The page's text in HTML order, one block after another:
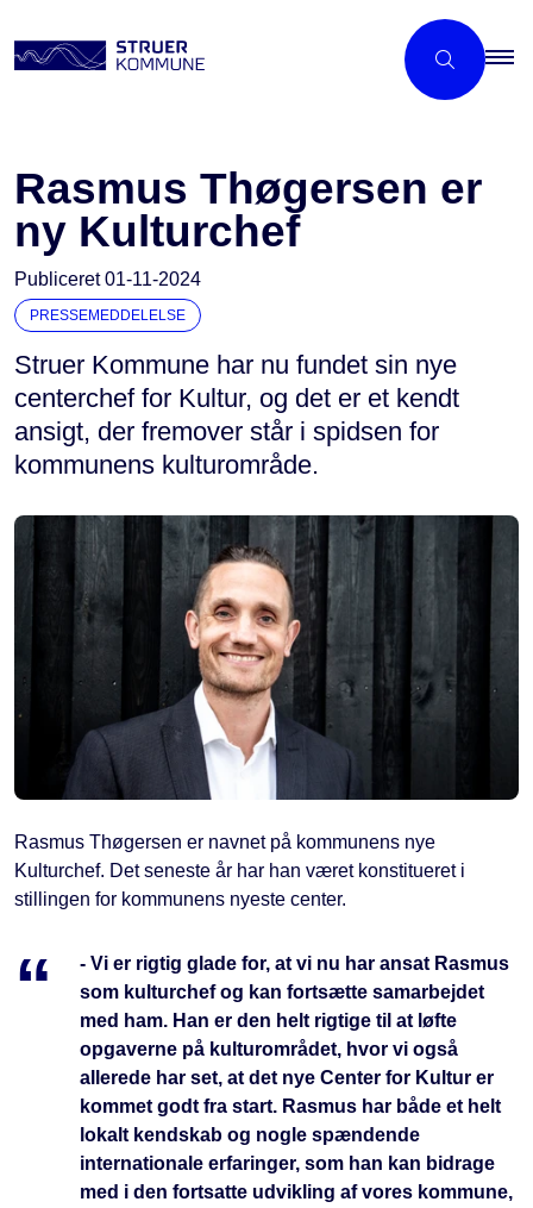
Rasmus Thøgersen er
ny Kulturchef
Publiceret01-11-2024
PRESSEMEDDELELSE
Struer Kommune har nu fundet sin nye
centerchef for Kultur, og det er et kendt
ansigt, der fremover står i spidsen for
kommunens kulturområde.
Rasmus Thøgersen er navnet på kommunens nye
Kulturchef. Det seneste år har han været konstitueret i
stillingen for kommunens nyeste center.
- Vi er rigtig glade for, at vi nu har ansat Rasmus
som kulturchef og kan fortsætte samarbejdet
med ham. Han er den helt rigtige til at løfte
opgaverne på kulturområdet, hvor vi også
allerede har set, at det nye Center for Kultur er
kommet godt fra start. Rasmus har både et helt
lokalt kendskab og nogle spændende
internationale erfaringer, som han kan bidrage
med i den fortsatte udvikling af vores kommune,